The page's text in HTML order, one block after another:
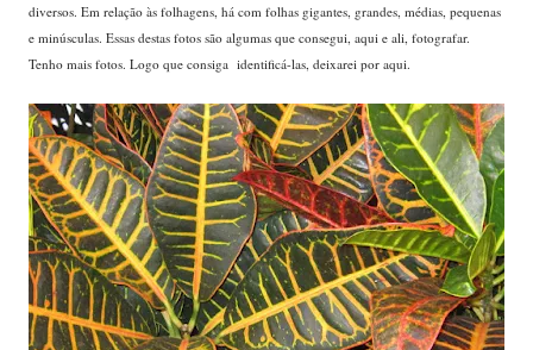
diversos. Em relação às folhagens, há com folhas gigantes, grandes, médias, pequenas
e minúsculas. Essas destas fotos são algumas que consegui, aqui e ali, fotografar.
Tenho mais fotos. Logo que consiga identificá-las, deixarei por aqui.